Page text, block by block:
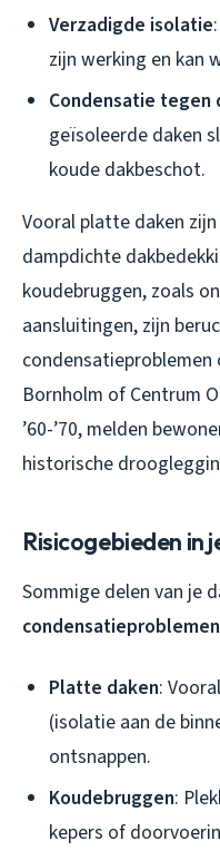
Verzadigde isolatie
zijn werking en kan
Condensatie tegen
geïsoleerde daken
koude dakbeschot.
Vooral platte daken
dampdichte
koudebruggen, zoals
aansluitingen, zijn
Bornholm of Centrum
’60-’70, melden
historische
Risicogebieden in
Sommige delen van je
condensatieproblemen
Platte daken:
(isolatie aan de
ontsnappen.
Koudebruggen:
kepers of